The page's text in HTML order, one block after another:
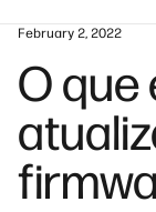
February 2, 2022
O que